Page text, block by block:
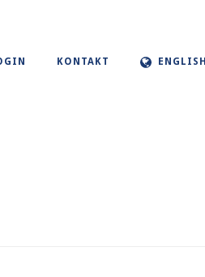
KONTAKT ENGLISH